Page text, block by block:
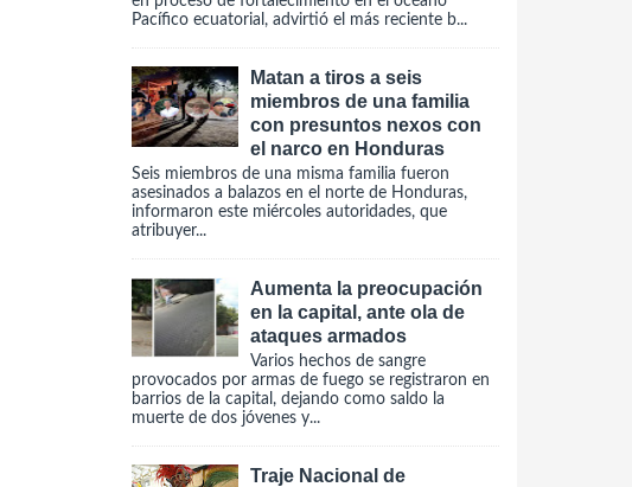
Pacífico ecuatorial, advirtió el más reciente b...
Matan a tiros a seis
miembros de una familia
con presuntos nexos con
el narco en Honduras
Seis miembros de una misma familia fueron
asesinados a balazos en el norte de Honduras,
informaron este miércoles autoridades, que
atribuyer...
Aumenta la preocupación
en la capital, ante ola de
ataques armados
Varios hechos de sangre
provocados por armas de fuego se registraron en
barrios de la capital, dejando como saldo la
muerte de dos jóvenes y...
Traje Nacional de